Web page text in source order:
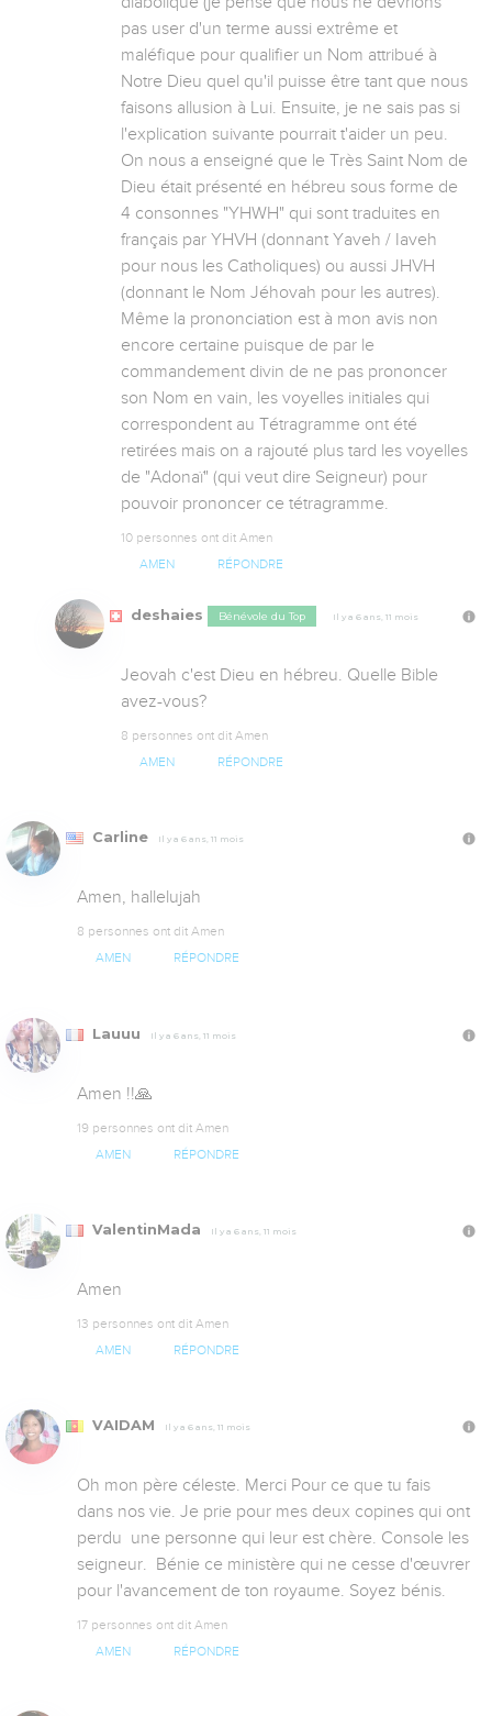
pas user d'un terme aussi extrême et
maléfique pour qualifier un Nom attribué à
Notre Dieu quel qu'il puisse être tant que nous
faisons allusion à Lui. Ensuite, je ne sais pas si
l'explication suivante pourrait t'aider un peu.
On nous a enseigné que le Très Saint Nom de
Dieu était présenté en hébreu sous forme de
4 consonnes "YHWH" qui sont traduites en
français par YHVH (donnant Yaveh / Iaveh
pour nous les Catholiques) ou aussi JHVH
(donnant le Nom Jéhovah pour les autres).
Même la prononciation est à mon avis non
encore certaine puisque de par le
commandement divin de ne pas prononcer
son Nom en vain, les voyelles initiales qui
correspondent au Tétragramme ont été
retirées mais on a rajouté plus tard les voyelles
de "Adonaï" (qui veut dire Seigneur) pour
pouvoir prononcer ce tétragramme.
10 personnes ont dit Amen
AMEN RÉPONDRE
deshaies Bénévole du Top Il y a 6 ans, 11 mois
Jeovah c'est Dieu en hébreu. Quelle Bible
avez-vous?
8 personnes ont dit Amen
AMEN RÉPONDRE
Carline Il y a 6 ans, 11 mois
Amen, hallelujah
8 personnes ont dit Amen
AMEN RÉPONDRE
Lauuu Il y a 6 ans, 11 mois
Amen !!🙏
19 personnes ont dit Amen
AMEN RÉPONDRE
ValentinMada Il y a 6 ans, 11 mois
Amen
13 personnes ont dit Amen
AMEN RÉPONDRE
VAIDAM Il y a 6 ans, 11 mois
Oh mon père céleste. Merci Pour ce que tu fais
dans nos vie. Je prie pour mes deux copines qui ont
perdu  une personne qui leur est chère. Console les
seigneur.  Bénie ce ministère qui ne cesse d'œuvrer
pour l'avancement de ton royaume. Soyez bénis.
17 personnes ont dit Amen
AMEN RÉPONDRE